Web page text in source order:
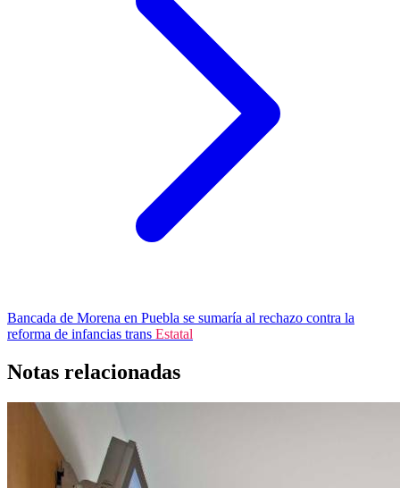
Bancada de Morena en Puebla se sumaría al rechazo contra la
reforma de infancias trans Estatal
Notas relacionadas